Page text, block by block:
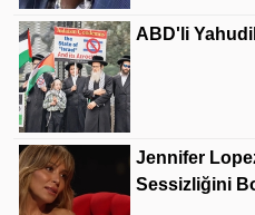
ABD'li
Jennifer
Sessizliğini